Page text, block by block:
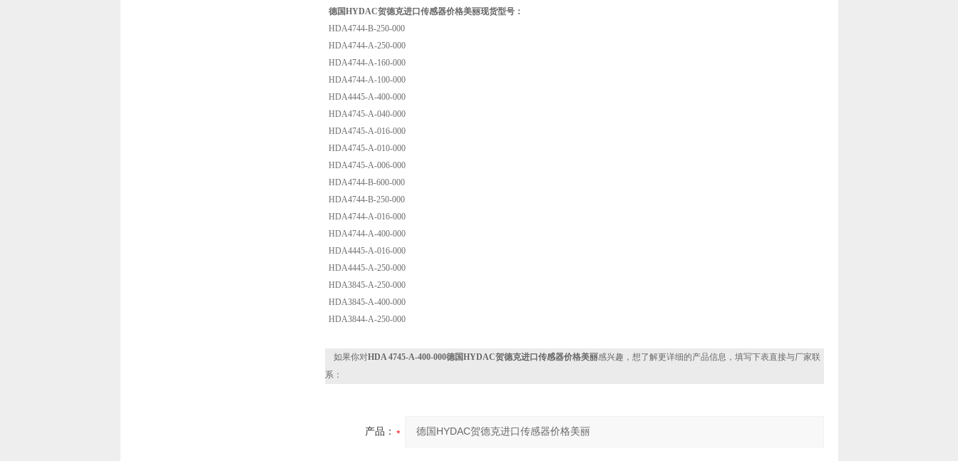
德国HYDAC贺德克进口传感器价格美丽现货型号：
HDA4744-B-250-000
HDA4744-A-250-000
HDA4744-A-160-000
HDA4744-A-100-000
HDA4445-A-400-000
HDA4745-A-040-000
HDA4745-A-016-000
HDA4745-A-010-000
HDA4745-A-006-000
HDA4744-B-600-000
HDA4744-B-250-000
HDA4744-A-016-000
HDA4744-A-400-000
HDA4445-A-016-000
HDA4445-A-250-000
HDA3845-A-250-000
HDA3845-A-400-000
HDA3844-A-250-000
如果你对HDA 4745-A-400-000德国HYDAC贺德克进口传感器价格美丽感兴趣，想了解更详细的产品信息，填写下表直接与厂家联
系：
产品：